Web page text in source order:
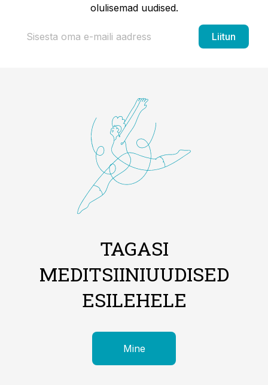
olulisemad uudised.
Liitun
TAGASI
MEDITSIINIUUDISED
ESILEHELE
Mine